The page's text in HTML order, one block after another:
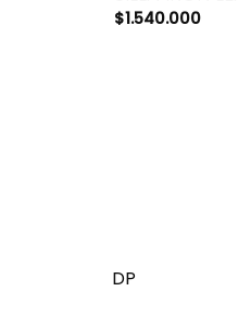
$1.540.000
DP